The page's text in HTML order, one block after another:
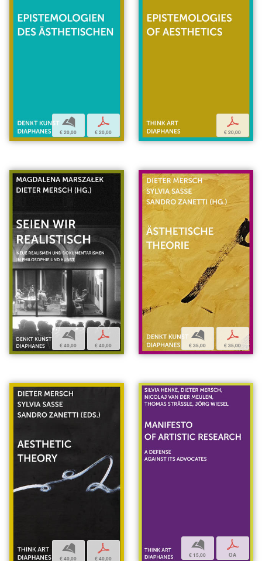
b
€ 20,00
p
€ 20,00
p
€ 20,00
b
€ 40,00
p
€ 40,00
b
€ 35,00
p
€ 35,00
b
€ 40,00
p
€ 40,00
b
€ 15,00
p
OA